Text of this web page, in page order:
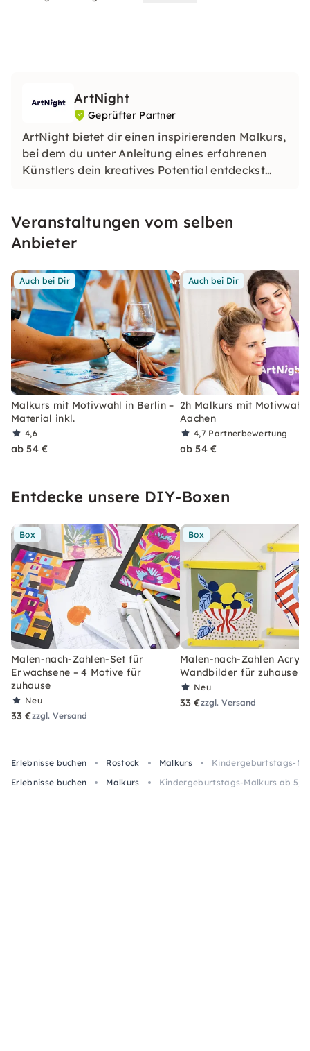
ArtNight
Geprüfter Partner
ArtNight bietet dir einen inspirierenden Malkurs,
bei dem du unter Anleitung eines erfahrenen
Künstlers dein kreatives Potential entdeckst
jedermann, ob Anfänger oder Fortgeschrittener.
Veranstaltungen vom selben
Anbieter
Auch bei Dir
Malkurs mit Motivwahl in Berlin –
Material inkl.
4,6
ab 54 €
Auch bei Dir
2h Malkurs mit Motivwahl
Aachen
4,7 Partnerbewertung
ab 54 €
Entdecke unsere DIY-Boxen
Box
Malen-nach-Zahlen-Set für
Erwachsene – 4 Motive für
zuhause
Neu
33 €zzgl. Versand
Box
Malen-nach-Zahlen Acryl-
Wandbilder für zuhause
Neu
33 €zzgl. Versand
Erlebnisse buchen Rostock Malkurs
Kindergeburtstags-
Erlebnisse buchen
Malkurs Kindergeburtstags-Malkurs ab 5, 2